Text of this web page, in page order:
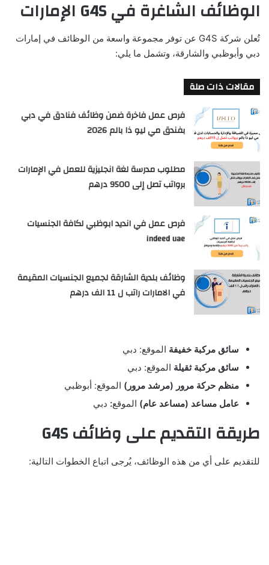
الوظائف الشاغرة في G4S الإمارات
تُعلن شركة G4S عن توفر مجموعة واسعة من الوظائف في إمارات
دبي وأبوظبي والشارقة، وتشمل ما يلي:
مقالات ذات صلة
فرص عمل فاخرة ضمن وظائف فنادق في دبي
بفندق مي ليو ذا بالم 2026
مطلوب مدرسة لغة انجليزية للعمل في الإمارات
برواتب تصل إلى 9500 درهم
فرص عمل في انديد ابوظبي لكافة الجنسيات
indeed uae
وظائف بلدية الشارقة لجميع الجنسيات المقيمة
في الامارات راتب ل 11 الف درهم
سائق مركبة خفيفة الموقع: دبي
سائق مركبة ثقيلة الموقع: دبي
منظم حركة مرور (مرشد مرور) الموقع: أبوظبي
عامل مساعد (مساعد عام) الموقع: دبي
طريقة التقديم على وظائف G4S
للتقديم على أي من هذه الوظائف، يُرجى اتباع الخطوات التالية: